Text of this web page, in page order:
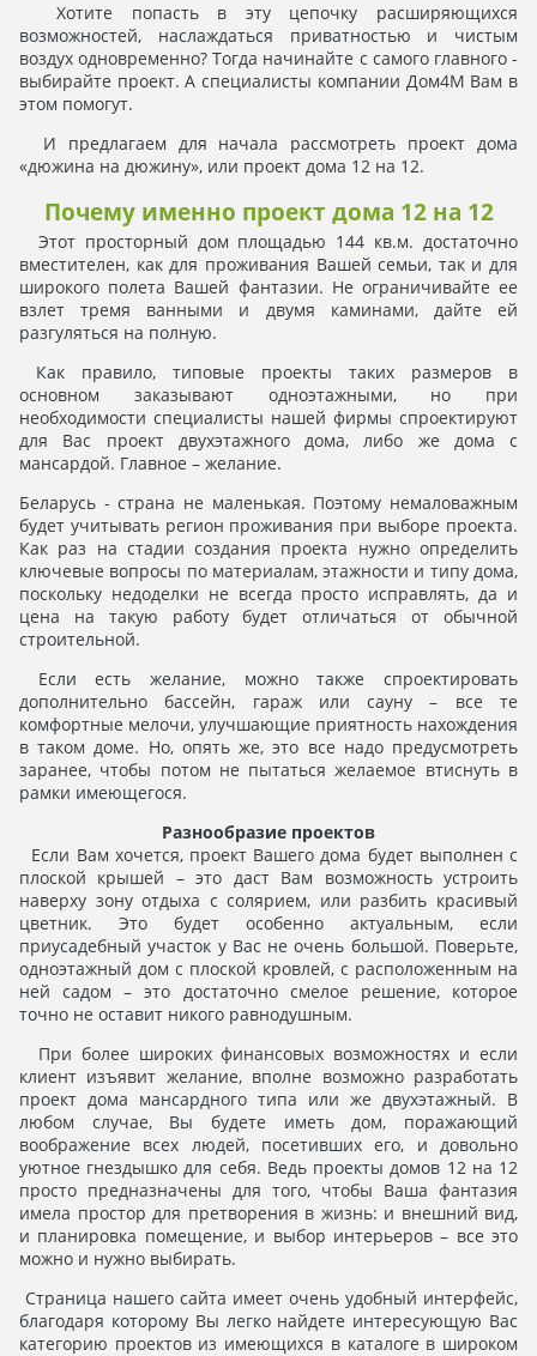
Хотите попасть в эту цепочку расширяющихся
возможностей, наслаждаться приватностью и чистым
воздух одновременно? Тогда начинайте с самого главного -
выбирайте проект. А специалисты компании Дом4М Вам в
этом помогут.
И предлагаем для начала рассмотреть проект дома
«дюжина на дюжину», или проект дома 12 на 12.
Почему именно проект дома 12 на 12
Этот просторный дом площадью 144 кв.м. достаточно
вместителен, как для проживания Вашей семьи, так и для
широкого полета Вашей фантазии. Не ограничивайте ее
взлет тремя ванными и двумя каминами, дайте ей
разгуляться на полную.
Как правило, типовые проекты таких размеров в
основном заказывают одноэтажными, но при
необходимости специалисты нашей фирмы спроектируют
для Вас проект двухэтажного дома, либо же дома с
мансардой. Главное – желание.
Беларусь - страна не маленькая. Поэтому немаловажным
будет учитывать регион проживания при выборе проекта.
Как раз на стадии создания проекта нужно определить
ключевые вопросы по материалам, этажности и типу дома,
поскольку недоделки не всегда просто исправлять, да и
цена на такую работу будет отличаться от обычной
строительной.
Если есть желание, можно также спроектировать
дополнительно бассейн, гараж или сауну – все те
комфортные мелочи, улучшающие приятность нахождения
в таком доме. Но, опять же, это все надо предусмотреть
заранее, чтобы потом не пытаться желаемое втиснуть в
рамки имеющегося.
Разнообразие проектов
Если Вам хочется, проект Вашего дома будет выполнен с
плоской крышей – это даст Вам возможность устроить
наверху зону отдыха с солярием, или разбить красивый
цветник. Это будет особенно актуальным, если
приусадебный участок у Вас не очень большой. Поверьте,
одноэтажный дом с плоской кровлей, с расположенным на
ней садом – это достаточно смелое решение, которое
точно не оставит никого равнодушным.
При более широких финансовых возможностях и если
клиент изъявит желание, вполне возможно разработать
проект дома мансардного типа или же двухэтажный. В
любом случае, Вы будете иметь дом, поражающий
воображение всех людей, посетивших его, и довольно
уютное гнездышко для себя. Ведь проекты домов 12 на 12
просто предназначены для того, чтобы Ваша фантазия
имела простор для претворения в жизнь: и внешний вид,
и планировка помещение, и выбор интерьеров – все это
можно и нужно выбирать.
Страница нашего сайта имеет очень удобный интерфейс,
благодаря которому Вы легко найдете интересующую Вас
категорию проектов из имеющихся в каталоге в широком